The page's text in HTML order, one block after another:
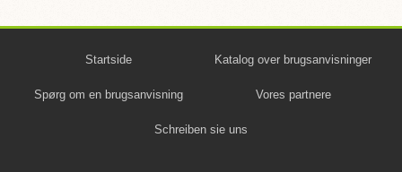
Startside Katalog over brugsanvisninger
Spørg om en brugsanvisning Vores partnere
Schreiben sie uns